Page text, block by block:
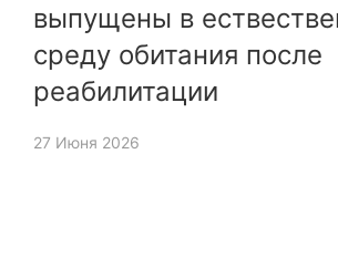
выпущены в
среду обитания после
реабилитации
27 Июня 2026